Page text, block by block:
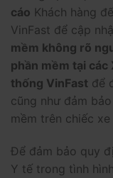
cáo Khách hàng
VinFast để cập
mềm không rõ
phần mềm tại
thống VinFast để
cũng như đảm
mềm trên chiếc
Để đảm bảo quy
Y tế trong tình